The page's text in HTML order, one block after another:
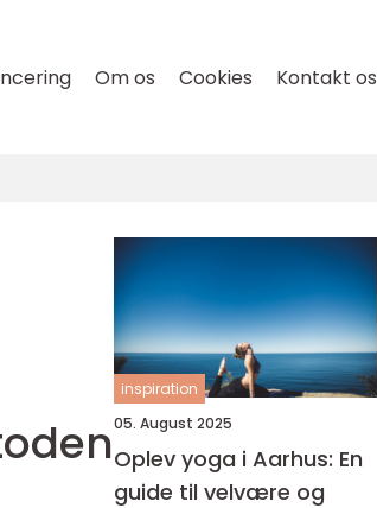
Om os Cookies Kontakt os
inspiration
05. August 2025
Oplev yoga i Aarhus: En
guide til velvære og